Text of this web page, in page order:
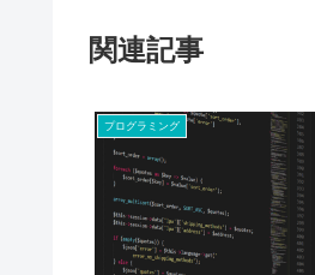
関連記事
プログラミング